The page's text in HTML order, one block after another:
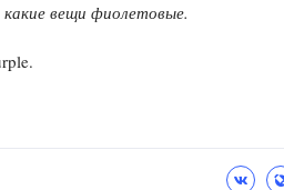
вещи фиолетовые.